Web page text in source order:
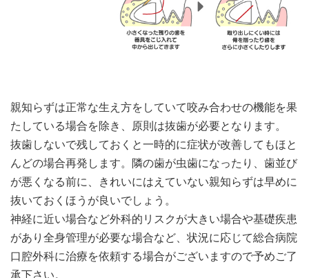
親知らずは正常な生え方をしていて咬み合わせの機能を果
たしている場合を除き、原則は抜歯が必要となります。
抜歯しないで残しておくと一時的に症状が改善してもほと
んどの場合再発します。隣の歯が虫歯になったり、歯並び
が悪くなる前に、きれいにはえていない親知らずは早めに
抜いておくほうが良いでしょう。
神経に近い場合など外科的リスクが大きい場合や基礎疾患
があり全身管理が必要な場合など、状況に応じて総合病院
口腔外科に治療を依頼する場合がございますので予めご了
承下さい。